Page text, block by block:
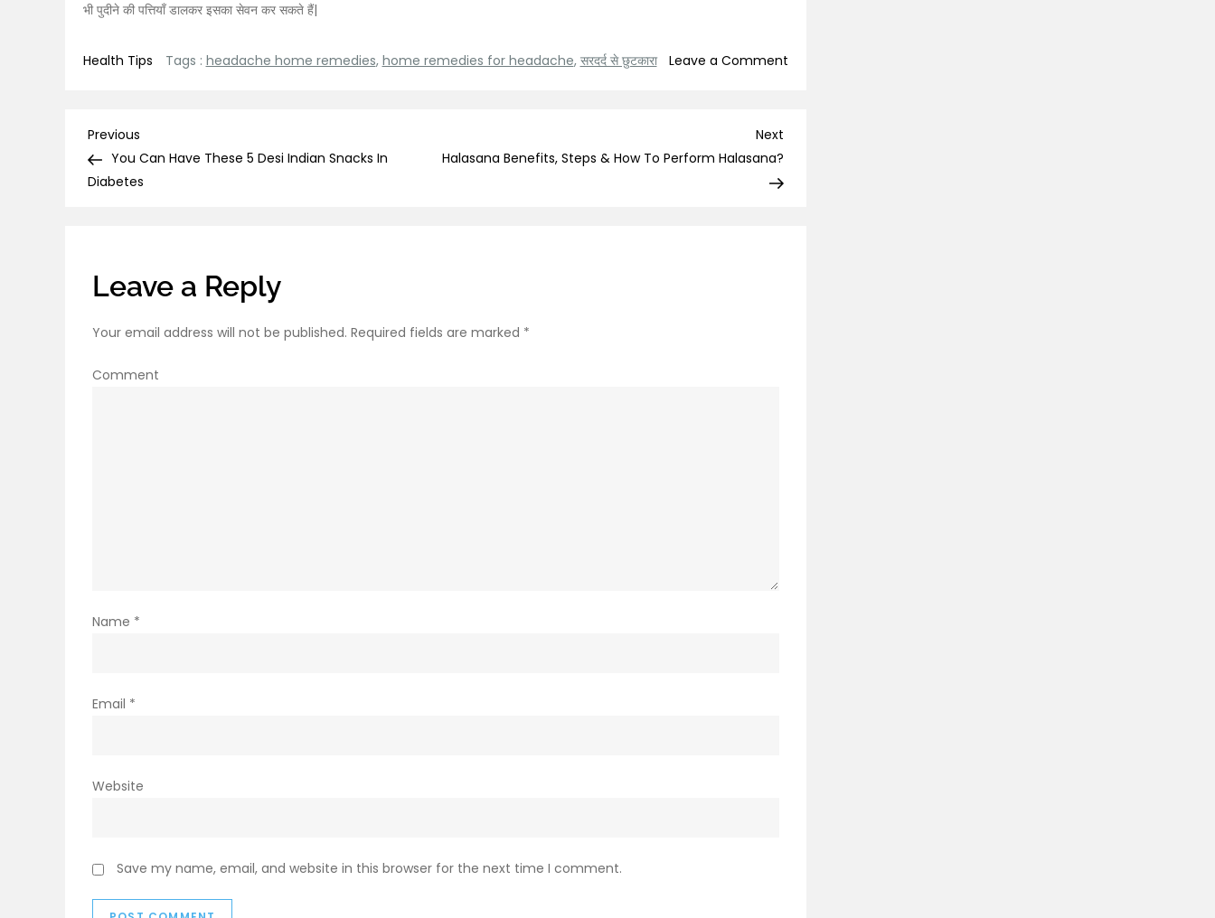
भी पुदीने की पत्तियाँ डालकर इसका सेवन कर सकते हैं|
Health Tips Tags : headache home remedies, home remedies for headache, सरदर्द से छुटकारा Leave a Comment
Post
navigation
Previous
Post
Previous
You Can Have These 5 Desi Indian Snacks In
Diabetes
Next
Halasana Benefits, Steps & How To Perform Halasana?
Leave a Reply
Your email address will not be published. Required fields are marked *
Comment
Name *
Email *
Website
Save my name, email, and website in this browser for the next time I comment.